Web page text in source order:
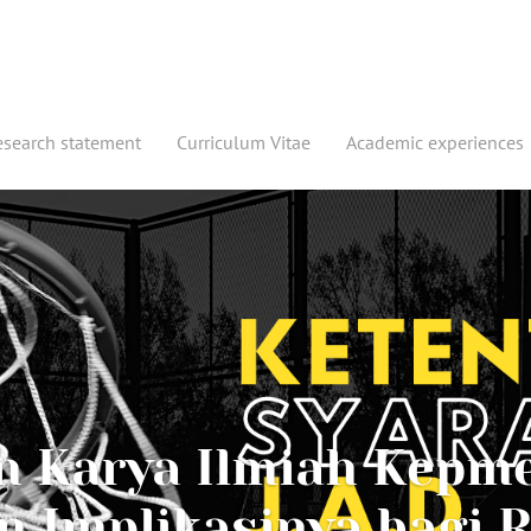
statement Curriculum Vitae Academic experiences
Karya Ilmiah